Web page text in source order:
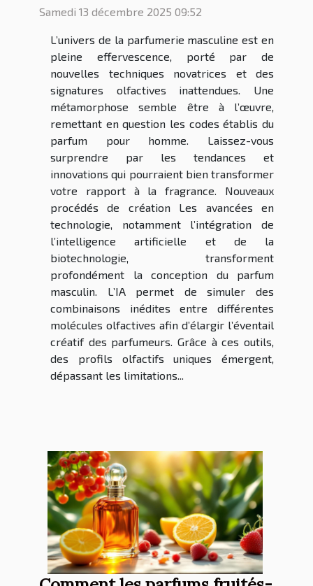
Samedi 13 décembre 2025 09:52
L’univers de la parfumerie masculine est en
pleine effervescence, porté par de
nouvelles techniques novatrices et des
signatures olfactives inattendues. Une
métamorphose semble être à l’œuvre,
remettant en question les codes établis du
parfum pour homme. Laissez-vous
surprendre par les tendances et
innovations qui pourraient bien transformer
votre rapport à la fragrance. Nouveaux
procédés de création Les avancées en
technologie, notamment l’intégration de
l’intelligence artificielle et de la
biotechnologie, transforment
profondément la conception du parfum
masculin. L’IA permet de simuler des
combinaisons inédites entre différentes
molécules olfactives afin d’élargir l’éventail
créatif des parfumeurs. Grâce à ces outils,
des profils olfactifs uniques émergent,
dépassant les limitations...